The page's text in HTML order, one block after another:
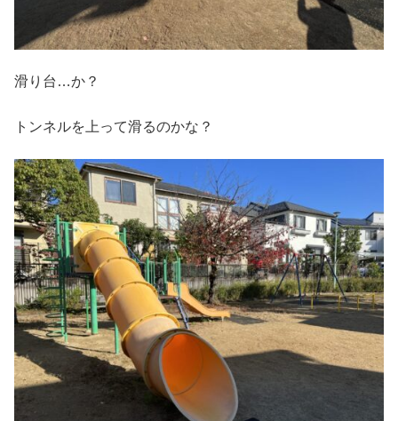
滑り台…か？
トンネルを上って滑るのかな？